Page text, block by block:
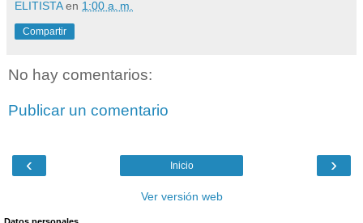
ELITISTA en 1:00 a. m.
Compartir
No hay comentarios:
Publicar un comentario
‹ ›
Inicio
Ver versión web